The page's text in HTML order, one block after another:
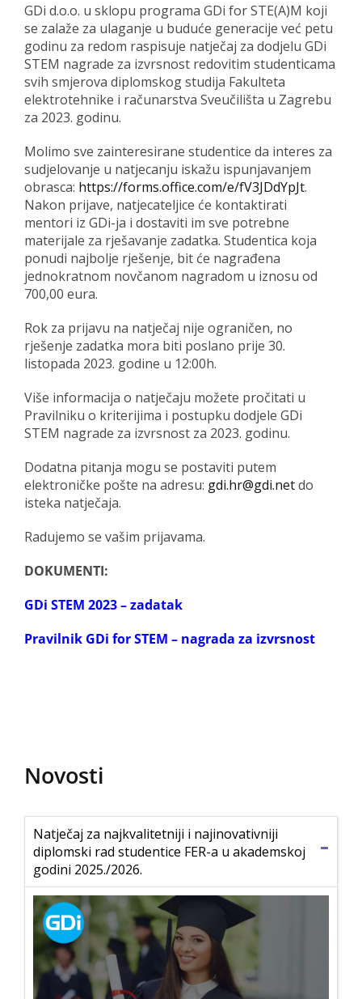
GDi d.o.o. u sklopu programa GDi for STE(A)M koji
se zalaže za ulaganje u buduće generacije već petu
godinu za redom raspisuje natječaj za dodjelu GDi
STEM nagrade za izvrsnost redovitim studenticama
svih smjerova diplomskog studija Fakulteta
elektrotehnike i računarstva Sveučilišta u Zagrebu
za 2023. godinu.
Molimo sve zainteresirane studentice da interes za
sudjelovanje u natjecanju iskažu ispunjavanjem
obrasca: https://forms.office.com/e/fV3JDdYpJt.
Nakon prijave, natjecateljice će kontaktirati
mentori iz GDi-ja i dostaviti im sve potrebne
materijale za rješavanje zadatka. Studentica koja
ponudi najbolje rješenje, bit će nagrađena
jednokratnom novčanom nagradom u iznosu od
700,00 eura.
Rok za prijavu na natječaj nije ograničen, no
rješenje zadatka mora biti poslano prije 30.
listopada 2023. godine u 12:00h.
Više informacija o natječaju možete pročitati u
Pravilniku o kriterijima i postupku dodjele GDi
STEM nagrade za izvrsnost za 2023. godinu.
Dodatna pitanja mogu se postaviti putem
elektroničke pošte na adresu: gdi.hr@gdi.netdo
isteka natječaja.
Radujemo se vašim prijavama.
DOKUMENTI:
GDi STEM 2023 – zadatak
Pravilnik GDi for STEM – nagrada za izvrsnost
Novosti
Natječaj za najkvalitetniji i najinovativniji
diplomski rad studentice FER-a u akademskoj
godini 2025./2026.